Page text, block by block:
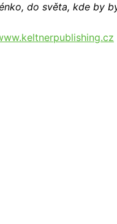
do světa, kde by